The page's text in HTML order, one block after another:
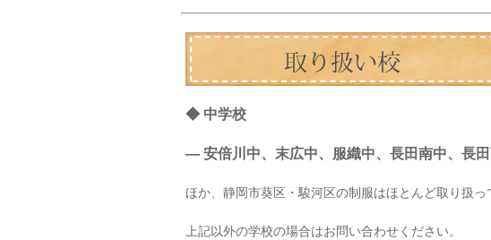
◆ 中学校
— 安倍川中、末広中、服織中、長田南中、長田
ほか、静岡市葵区・駿河区の制服はほとんど取り扱っ
上記以外の学校の場合はお問い合わせください。